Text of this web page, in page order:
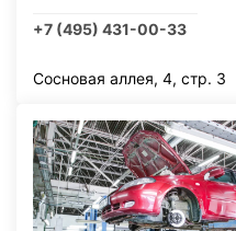
+7 (495) 431-00-33
Сосновая аллея, 4, стр. 3